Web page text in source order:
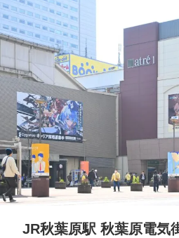
JR秋葉原駅 秋葉原電気